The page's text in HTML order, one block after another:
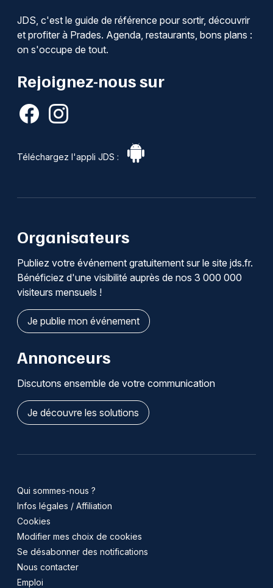
JDS, c'est le guide de référence pour sortir, découvrir
et profiter à Prades. Agenda, restaurants, bons plans :
on s'occupe de tout.
Rejoignez-nous sur
Téléchargez l'appli JDS :
Organisateurs
Publiez votre événement gratuitement sur le site jds.fr.
Bénéficiez d'une visibilité auprès de nos 3 000 000
visiteurs mensuels !
Je publie mon événement
Annonceurs
Discutons ensemble de votre communication
Je découvre les solutions
Qui sommes-nous ?
Infos légales / Affiliation
Cookies
Modifier mes choix de cookies
Se désabonner des notifications
Nous contacter
Emploi